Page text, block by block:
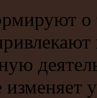
о
изменяет